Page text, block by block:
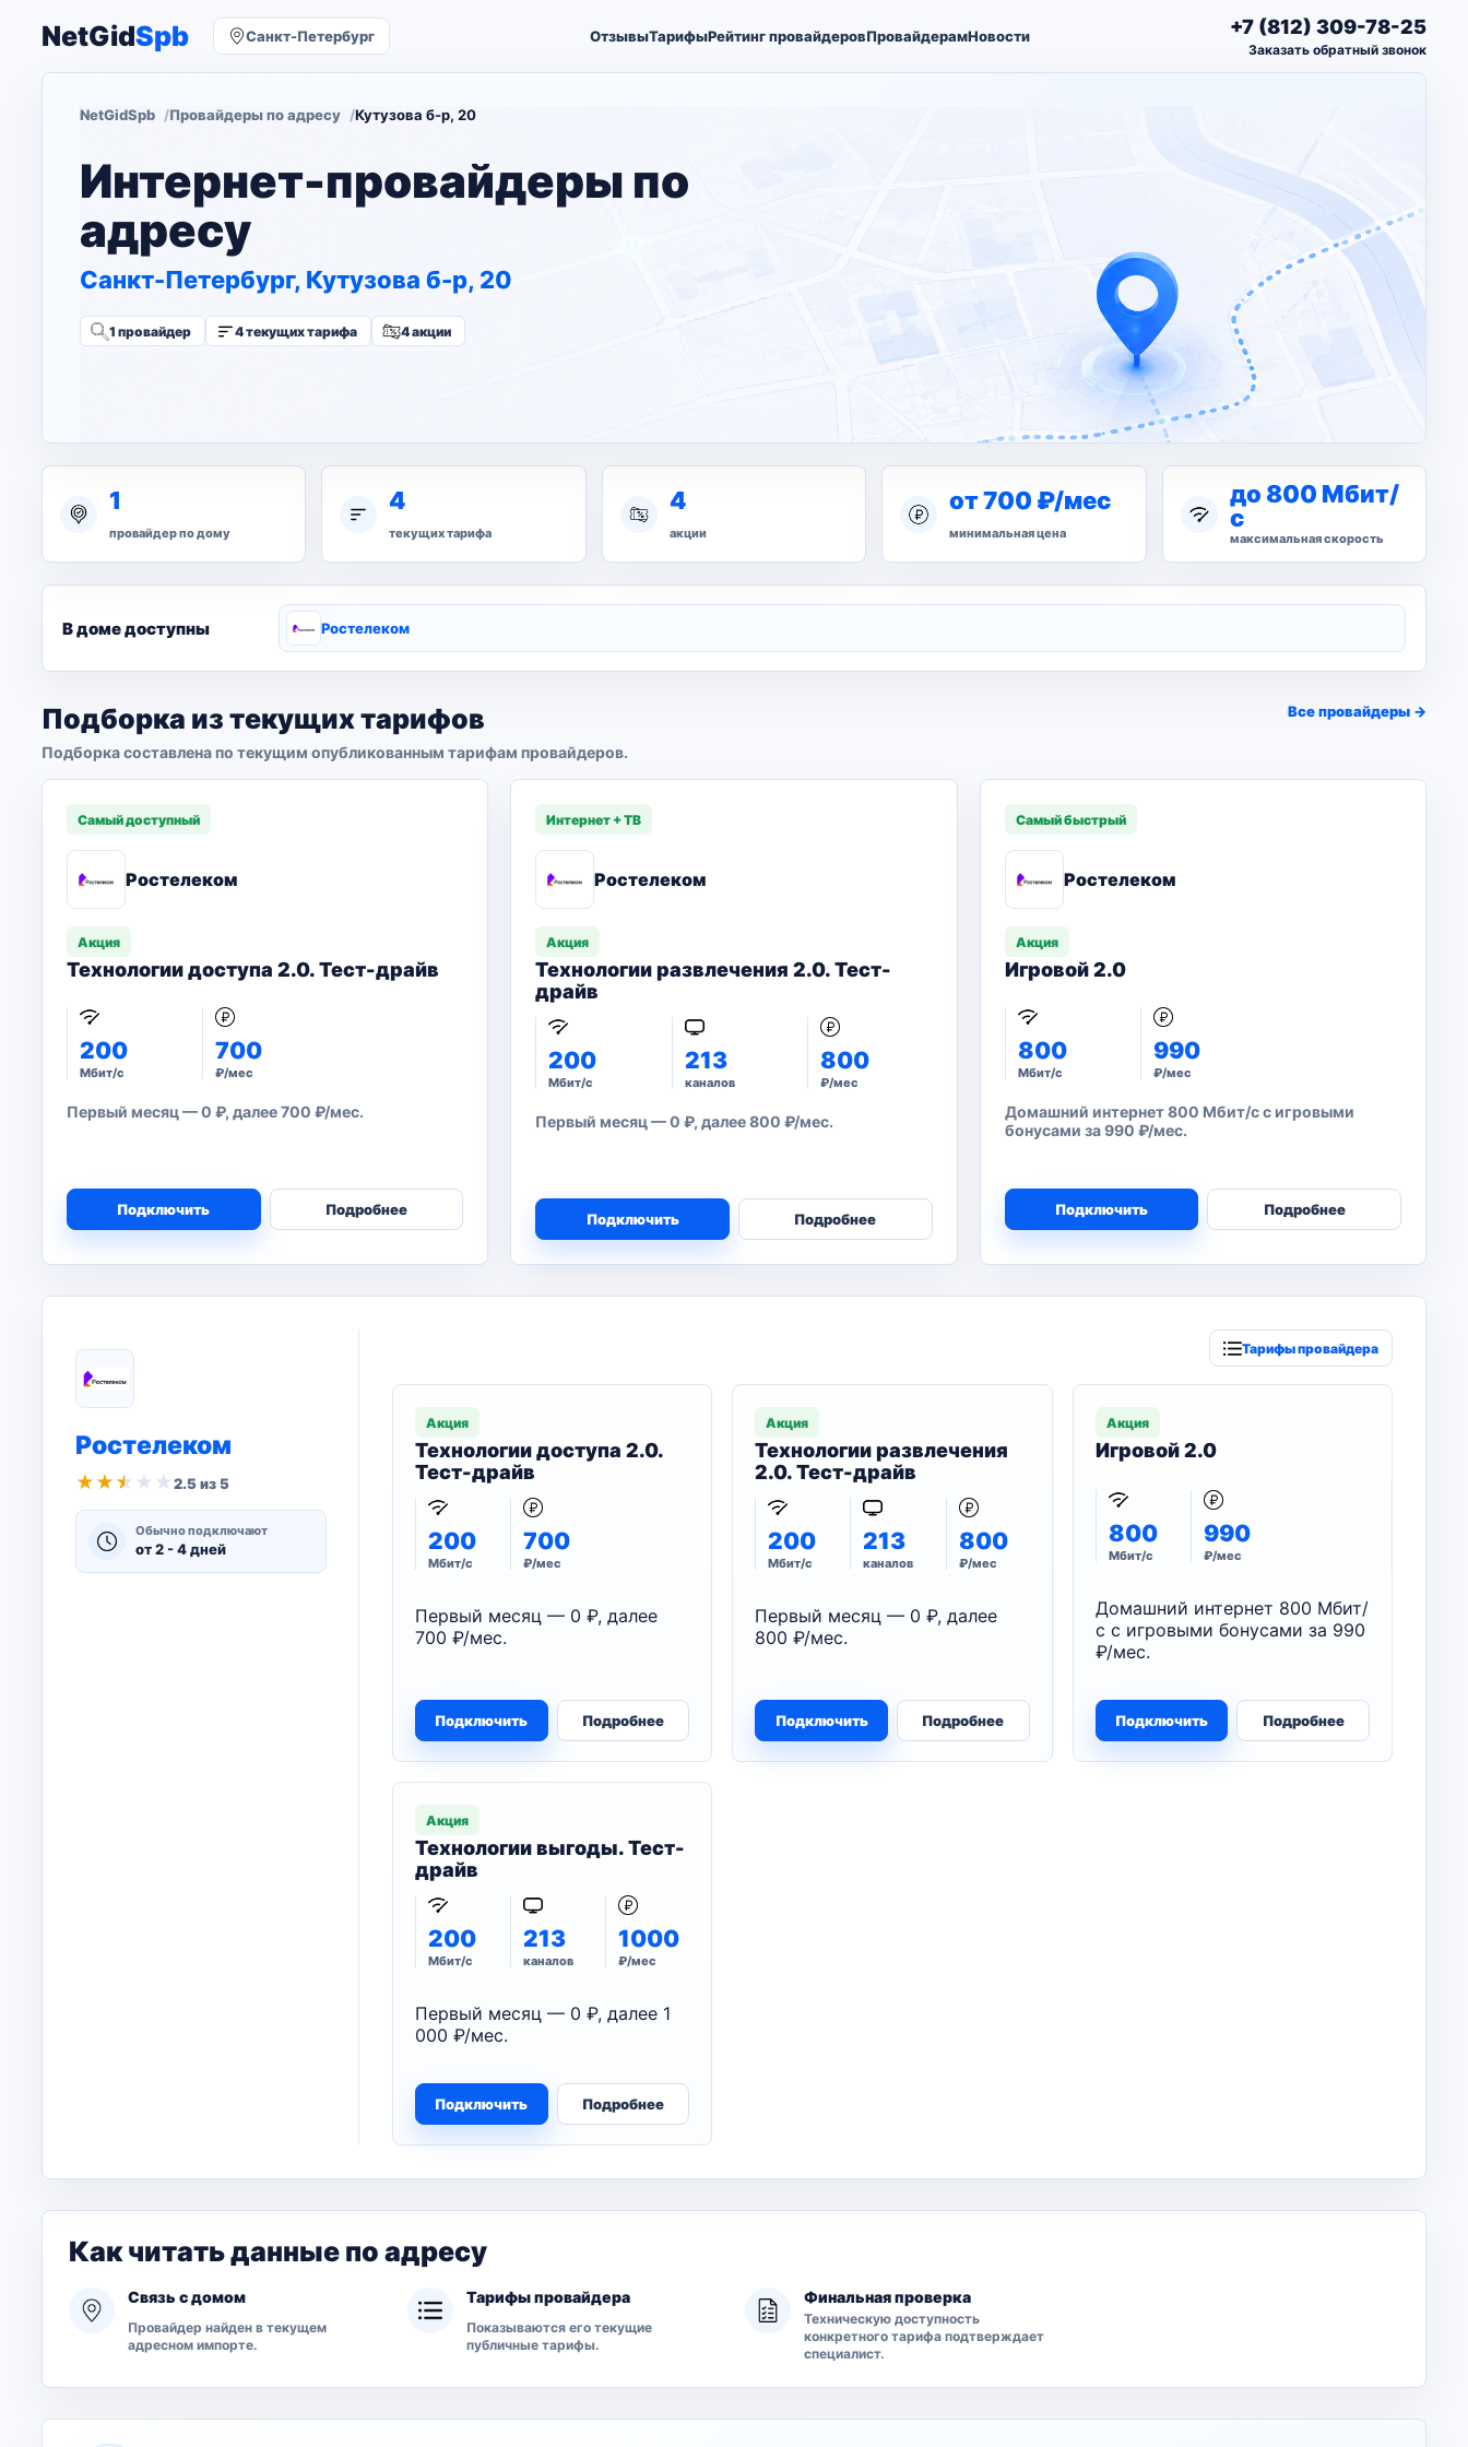
NetGidSpb Санкт-Петербург ОтзывыТарифыРейтинг провайдеровПровайдерамНовости +7 (812) 309-78-25
Заказать обратный звонок
NetGidSpb Провайдеры по адресу Кутузова б-р, 20
Интернет-провайдеры по
адресу
Санкт-Петербург, Кутузова б-р, 20
1 провайдер 4 текущих тарифа 4 акции
1
провайдер по дому
4
текущих тарифа
4
акции
от 700 ₽/мес
минимальная цена
до 800 Мбит/
с
максимальная скорость
В доме доступны Ростелеком
Подборка из текущих тарифов
Подборка составлена по текущим опубликованным тарифам провайдеров.
Все провайдеры →
Самый доступный
Ростелеком
Акция
Технологии доступа 2.0. Тест-драйв
200
Мбит/с
700
₽/мес
Первый месяц — 0 ₽, далее 700 ₽/мес.
Подключить Подробнее
Интернет + ТВ
Ростелеком
Акция
Технологии развлечения 2.0. Тест-
драйв
200
Мбит/с
213
каналов
800
₽/мес
Первый месяц — 0 ₽, далее 800 ₽/мес.
Подключить Подробнее
Самый быстрый
Ростелеком
Акция
Игровой 2.0
800
Мбит/с
990
₽/мес
Домашний интернет 800 Мбит/с с игровыми
бонусами за 990 ₽/мес.
Подключить Подробнее
Ростелеком
★ ★ ★ ★ ★2.5 из 5
Обычно подключают
от 2 - 4 дней
Тарифы провайдера
Акция
Технологии доступа 2.0.
Тест-драйв
200
Мбит/с
700
₽/мес
Первый месяц — 0 ₽, далее
700 ₽/мес.
Подключить Подробнее
Акция
Технологии развлечения
2.0. Тест-драйв
200
Мбит/с
213
каналов
800
₽/мес
Первый месяц — 0 ₽, далее
800 ₽/мес.
Подключить Подробнее
Акция
Игровой 2.0
800
Мбит/с
990
₽/мес
Домашний интернет 800 Мбит/
с с игровыми бонусами за 990
₽/мес.
Подключить Подробнее
Акция
Технологии выгоды. Тест-
драйв
200
Мбит/с
213
каналов
1000
₽/мес
Первый месяц — 0 ₽, далее 1
000 ₽/мес.
Подключить Подробнее
Как читать данные по адресу
Связь с домом
Провайдер найден в текущем
адресном импорте.
Тарифы провайдера
Показываются его текущие
публичные тарифы.
Финальная проверка
Техническую доступность
конкретного тарифа подтверждает
специалист.